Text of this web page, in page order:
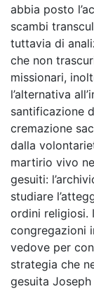
abbia posto
scambi
tuttavia di
che non
missionari,
l’alternativa
santificazione
cremazione
dalla
martirio vivo
gesuiti:
studiare
ordini religiosi.
congregazioni
vedove per
strategia che
gesuita